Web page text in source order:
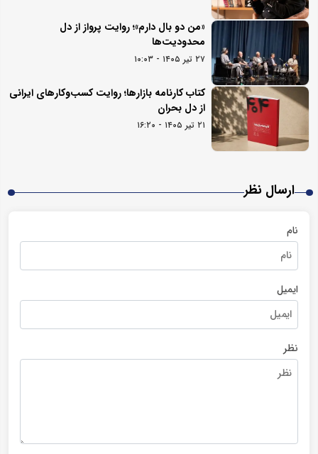
«من دو بال دارم»؛ روایت پرواز از دل
محدودیت‌ها
۲۷ تیر ۱۴۰۵ - ۱۰:۰۳
کتاب کارنامه بازارها؛ روایت کسب‌و‌کارهای ایرانی
از دل بحران
۲۱ تیر ۱۴۰۵ - ۱۶:۲۰
ارسال نظر
نام
ایمیل
نظر